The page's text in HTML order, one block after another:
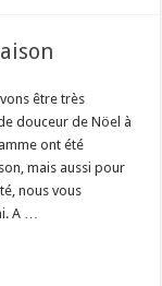
être très
douceur de Nöel à
ont été
mais aussi pour
nous vous
A …